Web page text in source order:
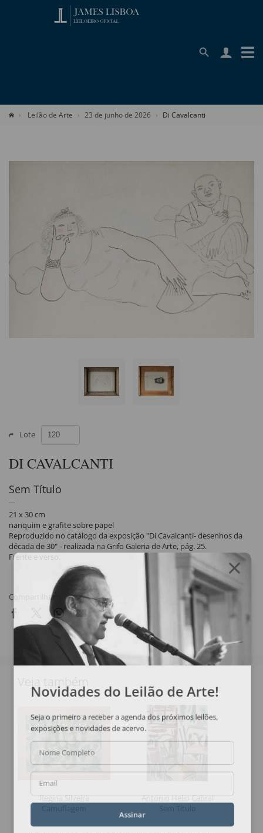
Leilão de Arte 23 de junho de 2026 Di Cavalcanti
Lote
DI CAVALCANTI
Sem Título
21 x 30 cm
nanquim e grafite sobre papel
Reproduzido no catálogo da exposição "Di Cavalcanti- desenhos da
década de 30" - realizada na Grifo Galeria de Arte, pág. 25.
Frente e verso.
Compartilhar
Veja também
Regina Silveira
Antonio Helio Cabral
Novidades do Leilão de Arte!
Seja o primeiro a receber a agenda dos próximos leilões,
exposições e novidades de acervo.
Nome Completo
Email
Assinar